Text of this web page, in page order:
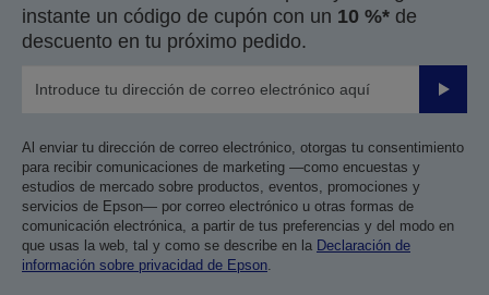
instante un código de cupón con un 10 %* de
descuento en tu próximo pedido.
Enviar
Al enviar tu dirección de correo electrónico, otorgas tu consentimiento
para recibir comunicaciones de marketing —como encuestas y
estudios de mercado sobre productos, eventos, promociones y
servicios de Epson— por correo electrónico u otras formas de
comunicación electrónica, a partir de tus preferencias y del modo en
que usas la web, tal y como se describe en la Declaración de
información sobre privacidad de Epson.